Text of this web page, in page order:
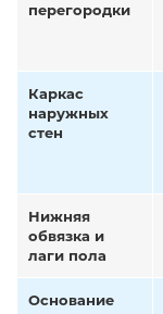
перегородки
Каркас
наружных
стен
Нижняя
обвязка и
лаги пола
Основание